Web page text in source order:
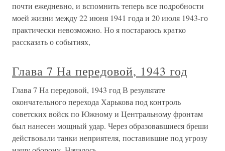
почти ежедневно, и вспомнить теперь все подробности
моей жизни между 22 июня 1941 года и 20 июля 1943-го
практически невозможно. Но я постараюсь кратко
рассказать о событиях,
Глава 7 На передовой, 1943 год
Глава 7 На передовой, 1943 год В результате
окончательного перехода Харькова под контроль
советских войск по Южному и Центральному фронтам
был нанесен мощный удар. Через образовавшиеся бреши
действовали танки неприятеля, поставившие под угрозу